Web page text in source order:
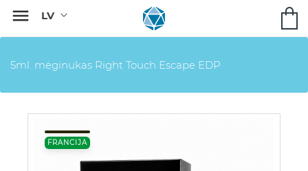

5ml. mėginukas Right Touch Escape EDP
FRANCIJA